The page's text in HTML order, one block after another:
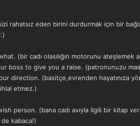
rahatsız eden birini durdurmak için bir
(bir cadı olasılığın motorunu ateşlemek
boss to give you a raise. (patronunuzu
direction. (basitçe,evrenden hayatınıza
etmez.)
person. (bana cadı avıyla ilgili bir kitap
kabaca!)